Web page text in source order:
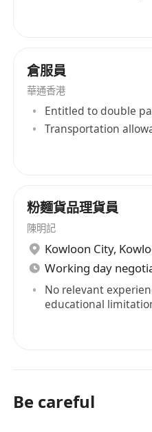
倉服員
華通香港
Entitled to double
Transportation
粉麵貨品理貨員
陳明記
Kowloon City,
Working day
No relevant
educational
Be careful